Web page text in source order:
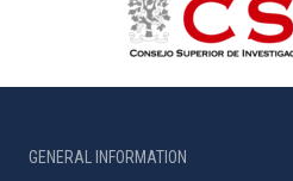
GENERAL INFORMATION